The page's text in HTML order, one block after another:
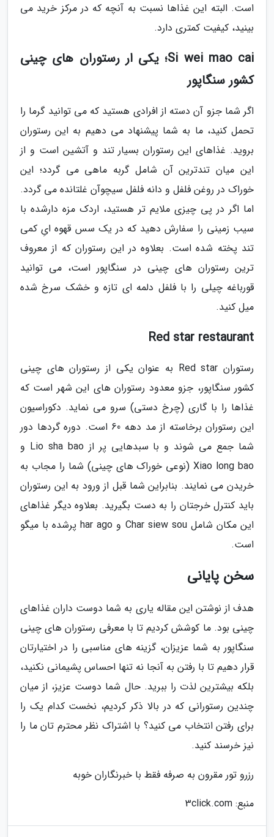
است. البته این غذاها نسبت به آنچه که در مرکز خرید می
بینید، کیفیت کمتری دارد.
Si wei mao cai؛ یکی ار رستوران های چینی
کشور سنگاپور
اگر شما جزو آن دسته از افرادی هستید که می توانید گرما را
تحمل کنید، ما به شما پیشنهاد می دهیم به این رستوران
بروید. غذاهای این رستوران بسیار تند و آتشین است و از
این میان تندترین آن شامل گربه ماهی می گردد؛ این
خوراک در روغن فلفل و دانه فلفل سیچوآن غلتانده می گردد.
اما اگر در پی چیزی ملایم تر هستید، اردک مزه دارشده با
سیب زمینی را سفارش دهید که در یک سس قهوه ایِ کمی
تند پخته شده است. بعلاوه در این رستوران که از معروف
ترین رستوران های چینی در سنگاپور است، می توانید
قورباغه چیلی را با فلفل دلمه ای تازه و خشک سرخ شده
میل کنید.
Red star restaurant
رستوران Red star به عنوان یکی از رستوران های چینی
کشور سنگاپور، جزو معدود رستوران های این شهر است که
غذاها را با گاری (چرخ دستی) سرو می نماید. دکوراسیون
این رستوران برخاسته از مد دهه 60 است. دوره گردها دور
شما جمع می شوند و با سبدهایی پر از Lio sha bao و
Xiao long bao (نوعی خوراک های چینی) شما را مجاب به
خریدن می نمایند. بنابراین شما قبل از ورود به این رستوران
باید کنترل خرجتان را به دست بگیرید. بعلاوه دیگر غذاهای
این مکان شامل Char siew sou و har ago پرشده با میگو
است.
سخن پایانی
هدف از نوشتن این مقاله یاری به شما دوست داران غذاهای
چینی بود. ما کوشش کردیم تا با معرفی رستوران های چینی
سنگاپور به شما عزیزان، گزینه های مناسبی را در اختیارتان
قرار دهیم تا با رفتن به آنجا نه تنها احساس پشیمانی نکنید،
بلکه بیشترین لذت را ببرید. حال شما دوست عزیز، از میان
چندین رستورانی که در بالا ذکر کردیم، نخست کدام یک را
برای رفتن انتخاب می کنید؟ با اشتراک نظر محترم تان ما را
نیز خرسند کنید.
رزرو تور مقرون به صرفه فقط با خبرنگاران خوبه
منبع: 3click.com